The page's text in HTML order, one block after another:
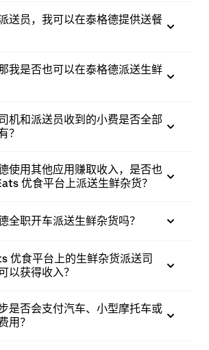
送员，我可以在泰格德提供送餐
我是否也可以在泰格德派送生鲜
机和派送员收到的小费是否全部
？
使用其他应用赚取收入，是否也
优食平台上派送生鲜杂货？
全职开车派送生鲜杂货吗？
优食平台上的生鲜杂货派送司
以获得收入？
是否会支付汽车、小型摩托车或
用？